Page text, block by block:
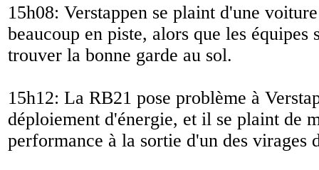
15h08: Verstappen se plaint d'une
beaucoup en piste, alors que les équipes
trouver la bonne garde au sol.
15h12: La RB21 pose problème à
déploiement d'énergie, et il se plaint de
performance à la sortie d'un des virages